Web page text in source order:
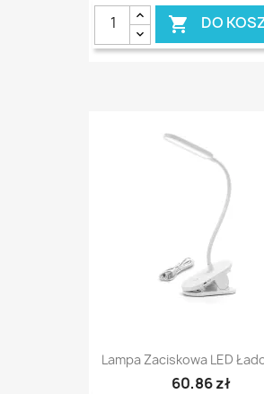
 DO
Lampa Zaciskowa LED
60,86 zł